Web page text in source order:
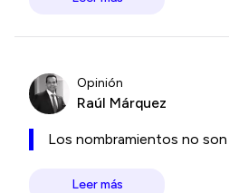
Opinión
Raúl Márquez
Los nombramientos no
Leer más